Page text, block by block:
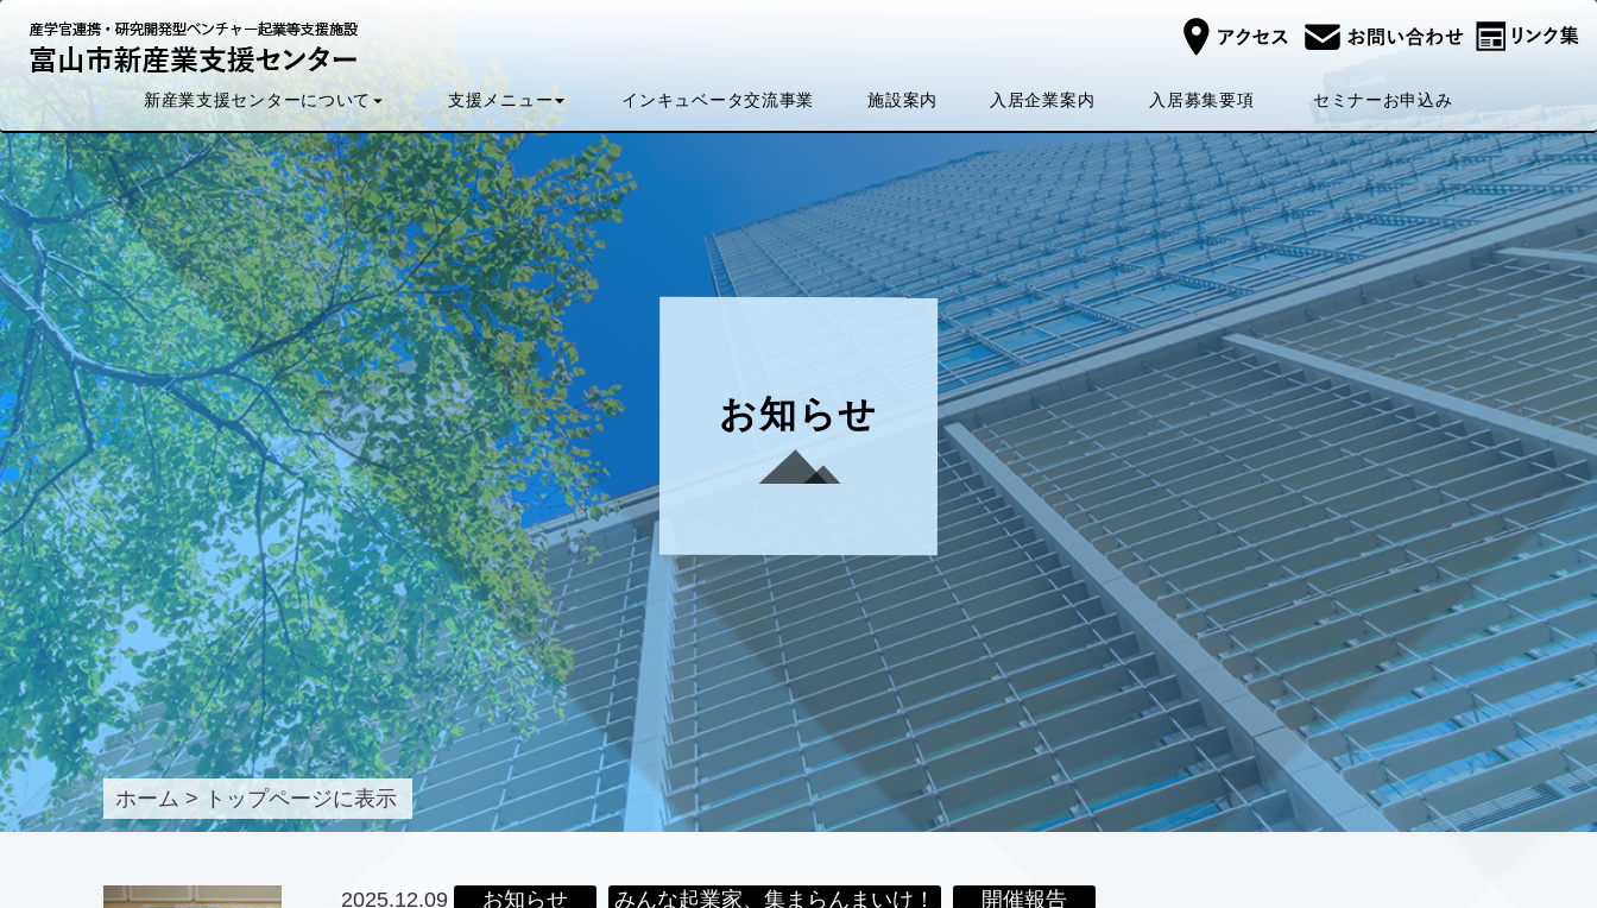
新産業支援センターについて 支援 メニュー インキュベータ交流事業 施設案内 入居企業案内 入居募集要項 セミナーお申込み
お知らせ
ホーム > トップページに表示
2025.12.09 お知らせ みんな起業家、集まらんまいけ！ 開催報告